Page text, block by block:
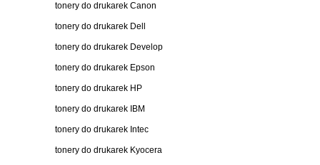
tonery do drukarek Canon
tonery do drukarek Dell
tonery do drukarek Develop
tonery do drukarek Epson
tonery do drukarek HP
tonery do drukarek IBM
tonery do drukarek Intec
tonery do drukarek Kyocera